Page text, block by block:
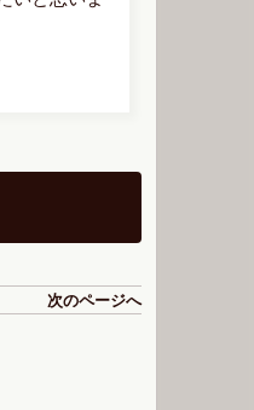
次のページへ